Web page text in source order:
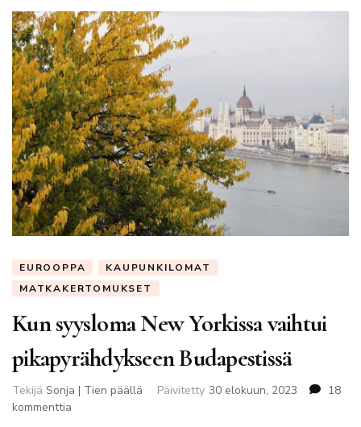
EUROOPPA
KAUPUNKILOMAT
MATKAKERTOMUKSET
Kun syysloma New Yorkissa vaihtui
pikapyrähdykseen Budapestissä
Tekijä Sonja | Tien päällä Päivitetty 30 elokuun, 2023
18
kommenttia